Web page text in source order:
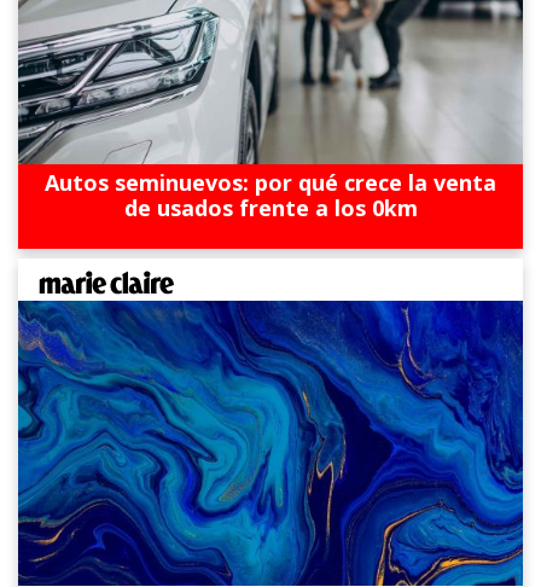
Autos seminuevos: por qué crece la venta
de usados frente a los 0km